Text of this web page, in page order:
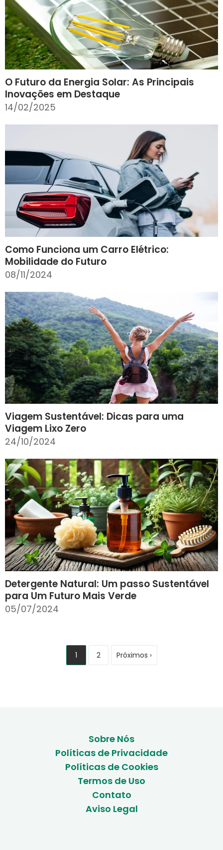
O Futuro da Energia Solar: As Principais
Inovações em Destaque
14/02/2025
Como Funciona um Carro Elétrico:
Mobilidade do Futuro
08/11/2024
Viagem Sustentável: Dicas para uma
Viagem Lixo Zero
24/10/2024
Detergente Natural: Um passo Sustentável
para Um Futuro Mais Verde
05/07/2024
Paginação
1 2 Próximos ›
Sobre Nós
Políticas de Privacidade
Políticas de Cookies
Termos de Uso
Contato
Aviso Legal